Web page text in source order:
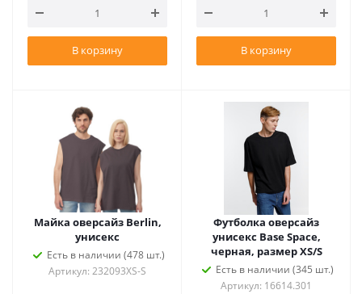
В корзину В корзину
Майка оверсайз Berlin,
унисекс
Есть в наличии (478 шт.)
Артикул: 232093XS-S
Футболка оверсайз
унисекс Base Space,
черная, размер XS/S
Есть в наличии (345 шт.)
Артикул: 16614.301